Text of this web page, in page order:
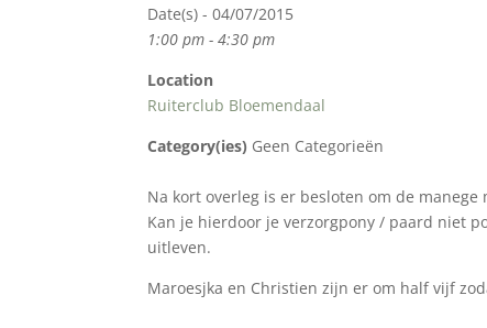
Date(s) - 04/07/2015
1:00 pm - 4:30 pm
Location
Ruiterclub Bloemendaal
Category(ies) Geen Categorieën
Na kort overleg is er besloten om de
Kan je hierdoor je verzorgpony / paard niet
uitleven.
Maroesjka en Christien zijn er om half vijf